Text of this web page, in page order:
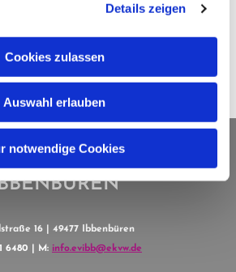
Details zeigen
Cookies zulassen
Auswahl erlauben
notwendige Cookies
16 | 49477 Ibbenbüren
6480 | M: info.evibb@ekvw.de